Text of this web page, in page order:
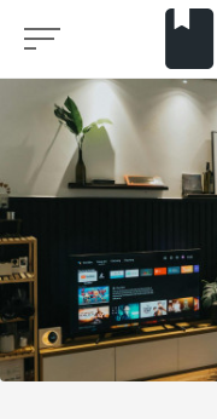
Przejdź
treści